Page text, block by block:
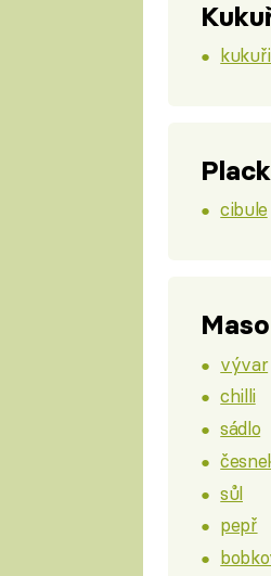
cibule
Maso
vývar
chilli
sádlo
sůl
pepř